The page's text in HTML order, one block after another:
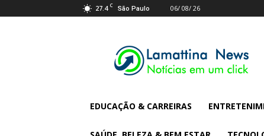
27.4 C São Paulo 06/ 08/ 26
Digital
News
EDUCAÇÃO & CARREIRAS